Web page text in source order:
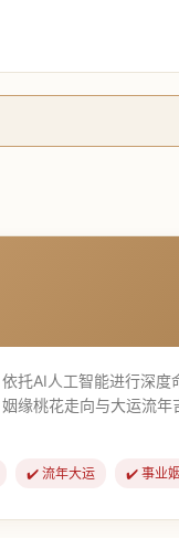
托AI人工智能进行深度
缘桃花走向与大运流
✔️ 流年大运 ✔️ 事业